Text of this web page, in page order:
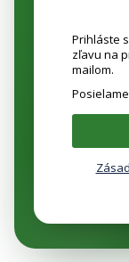
Prihláste
zľavu na
mailom.